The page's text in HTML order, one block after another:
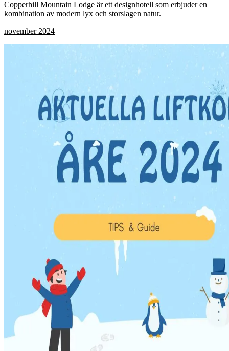
Copperhill Mountain Lodge är ett designhotell som erbjuder en
kombination av modern lyx och storslagen natur.
november 2024